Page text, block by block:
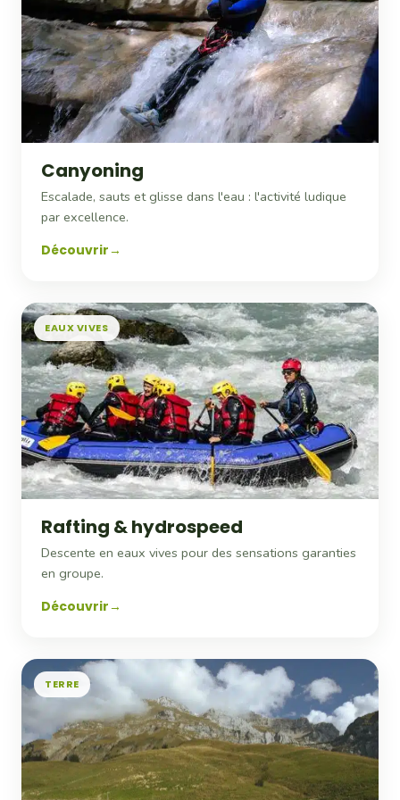
Canyoning
Escalade, sauts et glisse dans l'eau : l'activité ludique
par excellence.
Découvrir
EAUX VIVES
Rafting & hydrospeed
Descente en eaux vives pour des sensations garanties
en groupe.
Découvrir
TERRE